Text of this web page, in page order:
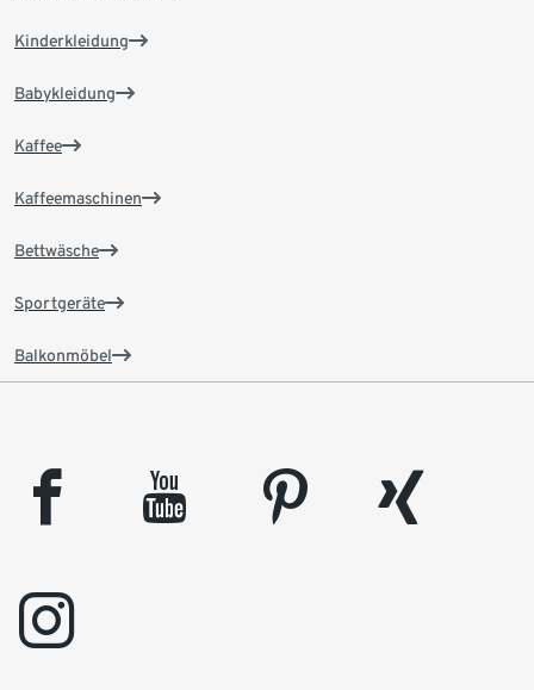
Kinderkleidung
Babykleidung
Kaffee
Kaffeemaschinen
Bettwäsche
Sportgeräte
Balkonmöbel
facebook youtube pinterest
xing
instagram